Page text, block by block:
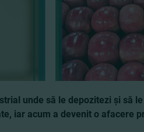
unde să le depozitezi şi să
iar acum a devenit o afacere